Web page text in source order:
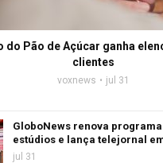
do Pão de Açúcar ganha
clientes
voxnews jul 31
GloboNews renova
estúdios e lança telejornal
jul 31